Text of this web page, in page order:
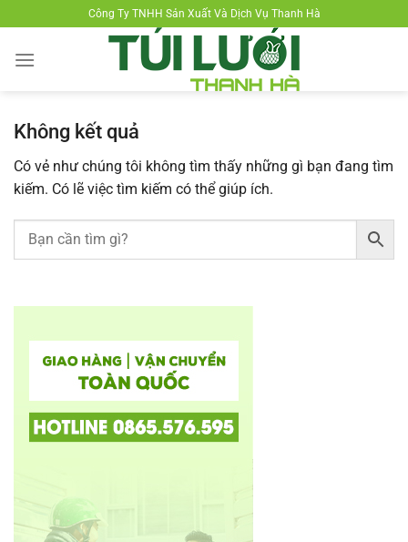
đến
nội
Công Ty TNHH Sản Xuất Và Dịch Vụ Thanh Hà
Không kết quả
Có vẻ như chúng tôi không tìm thấy những gì bạn đang tìm
kiếm. Có lẽ việc tìm kiếm có thể giúp ích.